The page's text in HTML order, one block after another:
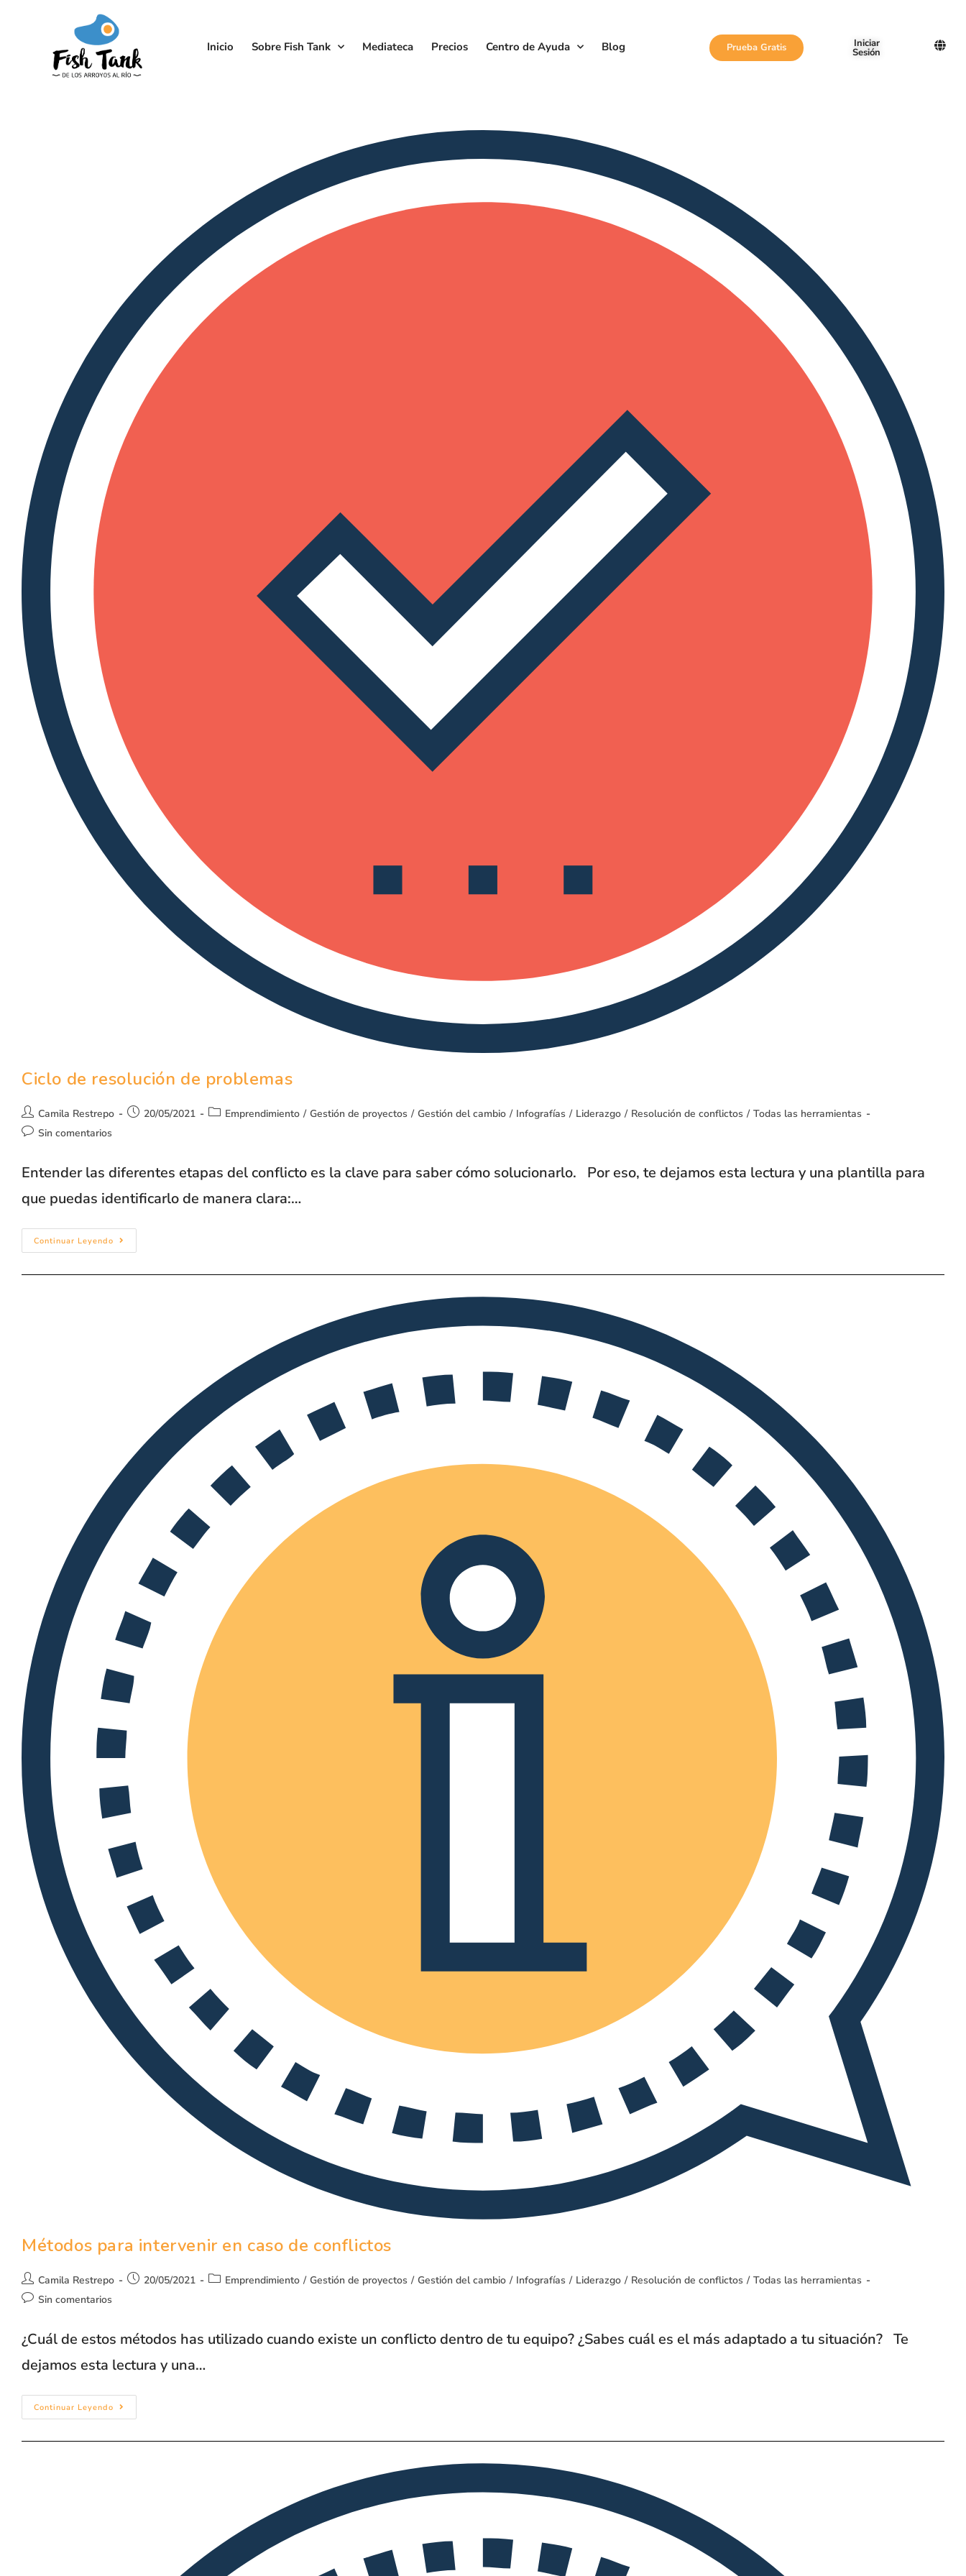
Inicio Sobre Fish Tank Mediateca Precios Centro de Ayuda Blog Prueba Gratis Iniciar
Sesión
Ciclo de resolución de problemas
Camila Restrepo 20/05/2021 Emprendimiento / Gestión de proyectos / Gestión del cambio / Infografías / Liderazgo / Resolución de conflictos / Todas las herramientas
Sin comentarios
Entender las diferentes etapas del conflicto es la clave para saber cómo solucionarlo. Por eso, te dejamos esta lectura y una plantilla para
que puedas identificarlo de manera clara:…
Continuar Leyendo
Métodos para intervenir en caso de conflictos
Camila Restrepo 20/05/2021 Emprendimiento / Gestión de proyectos / Gestión del cambio / Infografías / Liderazgo / Resolución de conflictos / Todas las herramientas
Sin comentarios
¿Cuál de estos métodos has utilizado cuando existe un conflicto dentro de tu equipo? ¿Sabes cuál es el más adaptado a tu situación? Te
dejamos esta lectura y una…
Continuar Leyendo